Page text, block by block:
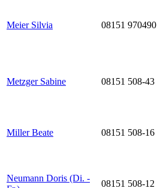
Meier Silvia 08151 970490
Metzger Sabine 08151 508-43
Miller Beate 08151 508-16
Neumann Doris (Di. -
08151 508-12